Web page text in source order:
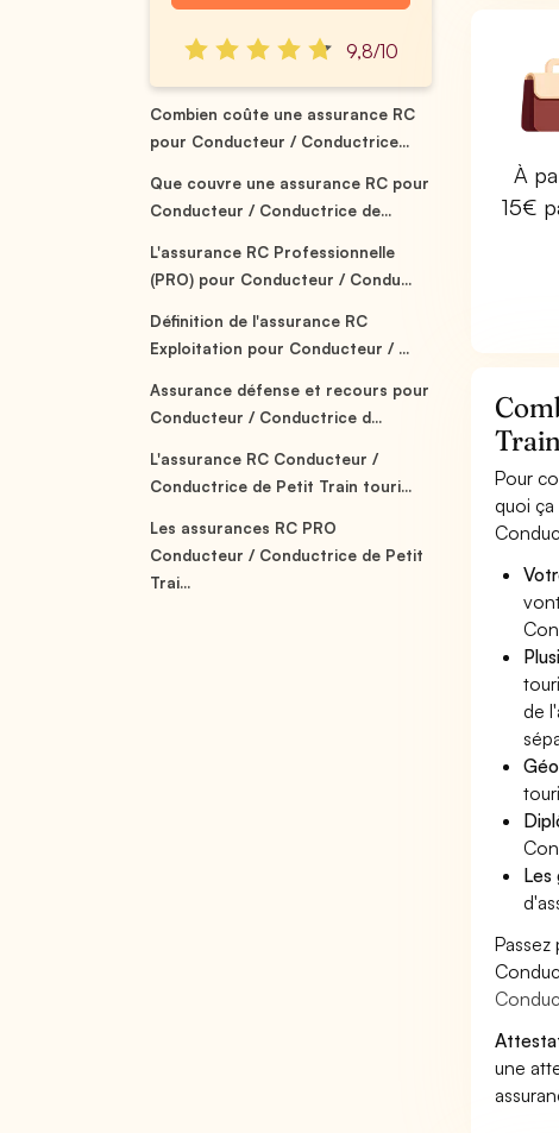
9,8/10
Combien coûte une assurance RC
pour Conducteur / Conductrice...
Que couvre une assurance RC pour
Conducteur / Conductrice de...
L'assurance RC Professionnelle
(PRO) pour Conducteur / Condu...
Définition de l'assurance RC
Exploitation pour Conducteur / ...
Assurance défense et recours pour
Conducteur / Conductrice d...
L'assurance RC Conducteur /
Conductrice de Petit Train touri...
Les assurances RC PRO
Conducteur / Conductrice de Petit
Trai...
À
15€
Pour
quoi
de
Les
une